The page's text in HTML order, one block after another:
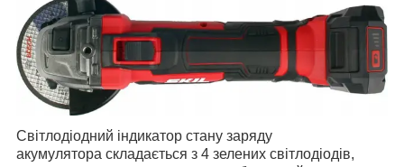
Світлодіодний індикатор стану заряду
акумулятора складається з 4 зелених світлодіодів,